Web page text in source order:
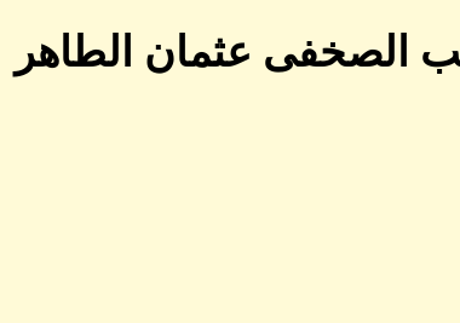
الصخفى عثمان الطاهر